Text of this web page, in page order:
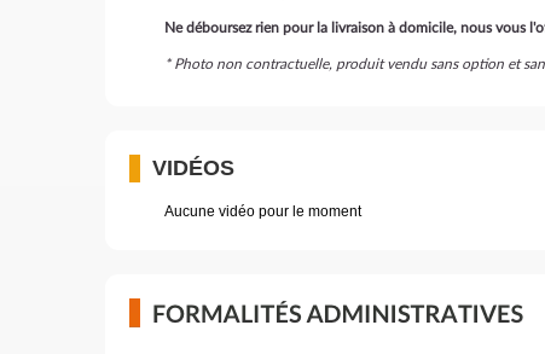
Ne déboursez rien pour la livraison à domicile, nous vous
* Photo non contractuelle, produit vendu sans option et
VIDÉOS
Aucune vidéo pour le moment